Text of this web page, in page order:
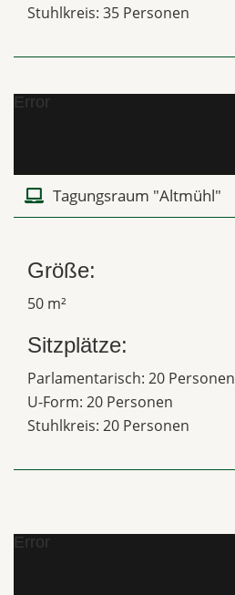
Stuhlkreis: 35 Personen
Error
Tagungsraum "Altmühl"
Größe:
50 m²
Sitzplätze:
Parlamentarisch: 20 Personen
U-Form: 20 Personen
Stuhlkreis: 20 Personen
Error